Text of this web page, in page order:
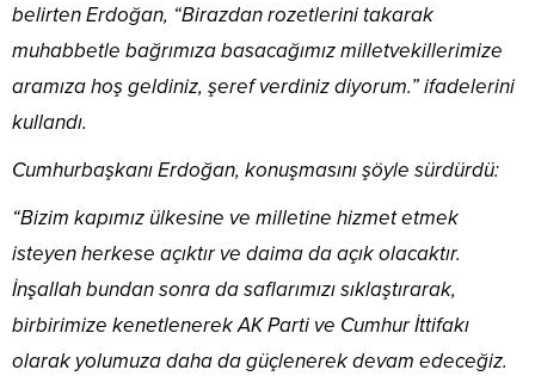
belirten Erdoğan, “Birazdan rozetlerini takarak
muhabbetle bağrımıza basacağımız milletvekillerimize
aramıza hoş geldiniz, şeref verdiniz diyorum.” ifadelerini
kullandı.
Cumhurbaşkanı Erdoğan, konuşmasını şöyle sürdürdü:
“Bizim kapımız ülkesine ve milletine hizmet etmek
isteyen herkese açıktır ve daima da açık olacaktır.
İnşallah bundan sonra da saflarımızı sıklaştırarak,
birbirimize kenetlenerek AK Parti ve Cumhur İttifakı
olarak yolumuza daha da güçlenerek devam edeceğiz.